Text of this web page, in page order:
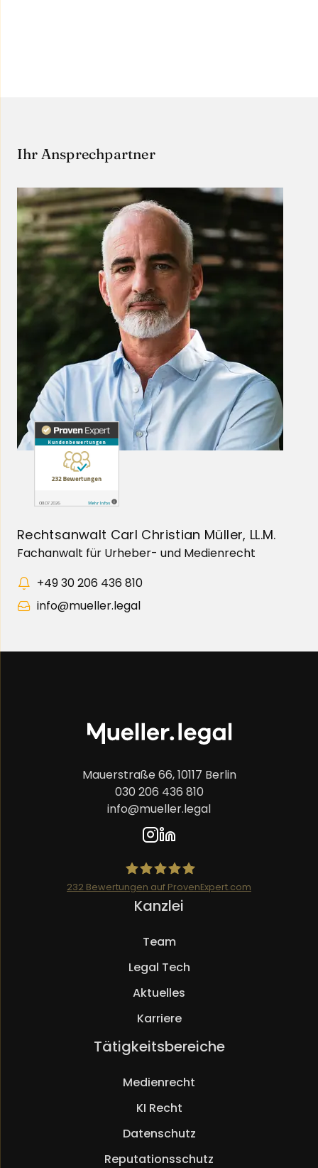
Ihr Ansprechpartner
Rechtsanwalt Carl Christian Müller, LL.M.
Fachanwalt für Urheber- und Medienrecht
+49 30 206 436 810
info@mueller.legal
Mauerstraße 66, 10117 Berlin
030 206 436 810
info@mueller.legal
Mueller.legal
232 Bewertungen auf ProvenExpert.com
Kanzlei
Team
Legal Tech
Aktuelles
Karriere
Tätigkeitsbereiche
Medienrecht
KI Recht
Datenschutz
Reputationsschutz